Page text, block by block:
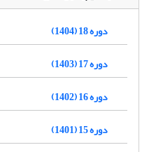
دوره 18 (1404)
دوره 17 (1403)
دوره 16 (1402)
دوره 15 (1401)